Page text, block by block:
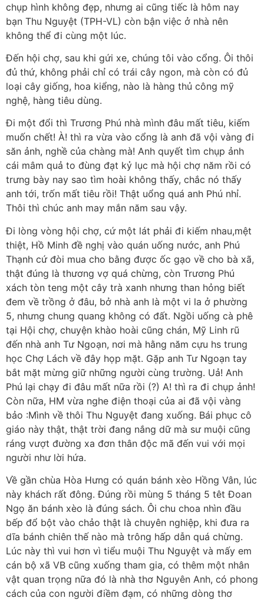
chụp hình không đẹp, nhưng ai cũng tiếc là hôm nay
bạn Thu Nguyệt (TPH-VL) còn bận việc ở nhà nên
không thể đi cùng một lúc.
Đến hội chợ, sau khi gứi xe, chúng tôi vào cổng. Ôi thôi
đủ thứ, không phải chỉ có trái cây ngon, mà còn có đủ
loại cây giống, hoa kiểng, nào là hàng thủ công mỹ
nghệ, hàng tiêu dùng.
Đi một đổi thì Trương Phú nhà mình đâu mất tiêu, kiếm
muốn chết! À! thì ra vừa vào cổng là anh đã vội vàng đi
săn ảnh, nghề của chàng mà! Anh quyết tìm chụp ảnh
cái mâm quả to đùng đạt kỷ lục mà hội chợ năm rồi có
trưng bày nay sao tìm hoài không thấy, chắc nó thấy
anh tới, trốn mất tiêu rồi! Thật uổng quá anh Phú nhỉ.
Thôi thì chúc anh may mắn năm sau vậy.
Đi lòng vòng hội chợ, cứ một lát phải đi kiếm nhau,mệt
thiệt, Hồ Minh đề nghị vào quán uống nước, anh Phú
Thạnh cứ đòi mua cho bằng được ốc gạo về cho bà xã,
thật đúng là thương vợ quá chừng, còn Trương Phú
xách tòn teng một cây trà xanh nhưng than hỏng biết
đem về trồng ở đâu, bở nhà anh là một vi la ở phường
5, nhưng chung quang không có đất. Ngồi uống cà phê
tại Hội chợ, chuyện khào hoài cũng chán, Mỹ Linh rũ
đến nhà anh Tư Ngoạn, nơi mà hằng năm cựu hs trung
học Chợ Lách về đây họp mặt. Gặp anh Tư Ngoạn tay
bắt mặt mừng giữ những người cùng trường. Uả! Anh
Phú lại chạy đi đâu mất nữa rồi (?) A! thì ra đi chụp ảnh!
Còn nữa, HM vừa nghe điện thoại của ai đã vội vàng
bảo :Mình về thôi Thu Nguyệt đang xuống. Bái phục cô
giáo này thật, thật trời đang nắng dữ mà sư muội cũng
ráng vượt đường xa đơn thân độc mã đến vui với mọi
người như lời hứa.
Về gần chùa Hòa Hưng có quán bánh xèo Hồng Vân, lúc
này khách rất đông. Đúng rồi mùng 5 tháng 5 têt Đoan
Ngọ ăn bánh xèo là đúng sách. Ôi chu choa nhìn đầu
bếp đổ bột vào chảo thật là chuyên nghiệp, khi đưa ra
dĩa bánh chiên thế nào mà trông hấp dẫn quá chừng.
Lúc này thì vui hơn vì tiểu muội Thu Nguyệt và mấy em
cán bộ xã VB cũng xuống tham gia, có thêm một nhân
vật quan trọng nữa đó là nhà thơ Nguyên Anh, có phong
cách của con người điềm đạm, có những dòng thơ